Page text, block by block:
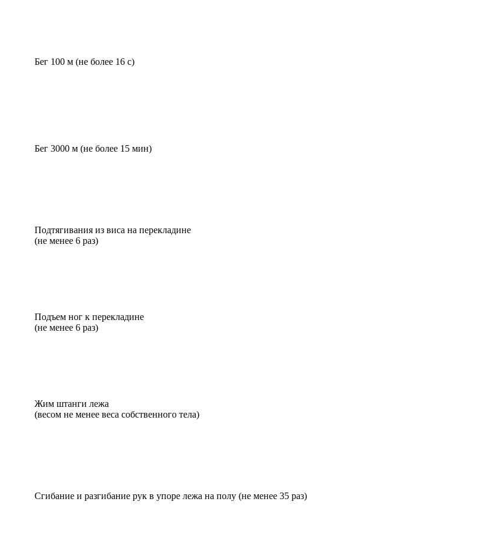
Бег 100 м (не более 16 с)
Бег 3000 м (не более 15 мин)
Подтягивания из виса на перекладине
(не менее 6 раз)
Подъем ног к перекладине
(не менее 6 раз)
Жим штанги лежа
(весом не менее веса собственного тела)
Сгибание и разгибание рук в упоре лежа на полу (не менее 35 раз)